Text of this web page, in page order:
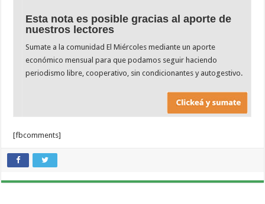
Esta nota es posible gracias al aporte de
nuestros lectores
Sumate a la comunidad El Miércoles mediante un aporte
económico mensual para que podamos seguir haciendo
periodismo libre, cooperativo, sin condicionantes y autogestivo.
[fbcomments]